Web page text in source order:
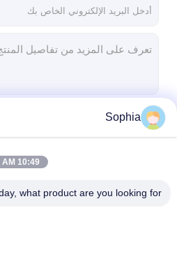
Sophia
10:49 AM
what product are you looking for?